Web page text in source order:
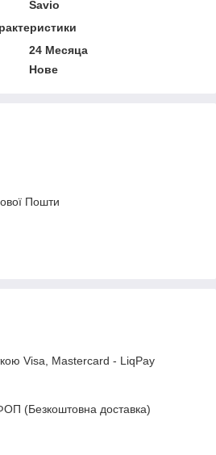
Savio
24 Месяца
Нове
Пошти
Visa, Mastercard - LiqPay
(Безкоштовна доставка)